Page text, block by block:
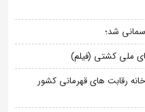
شد؛
ملی کشتی (فیلم)
رقابت های قهرمانی کشور